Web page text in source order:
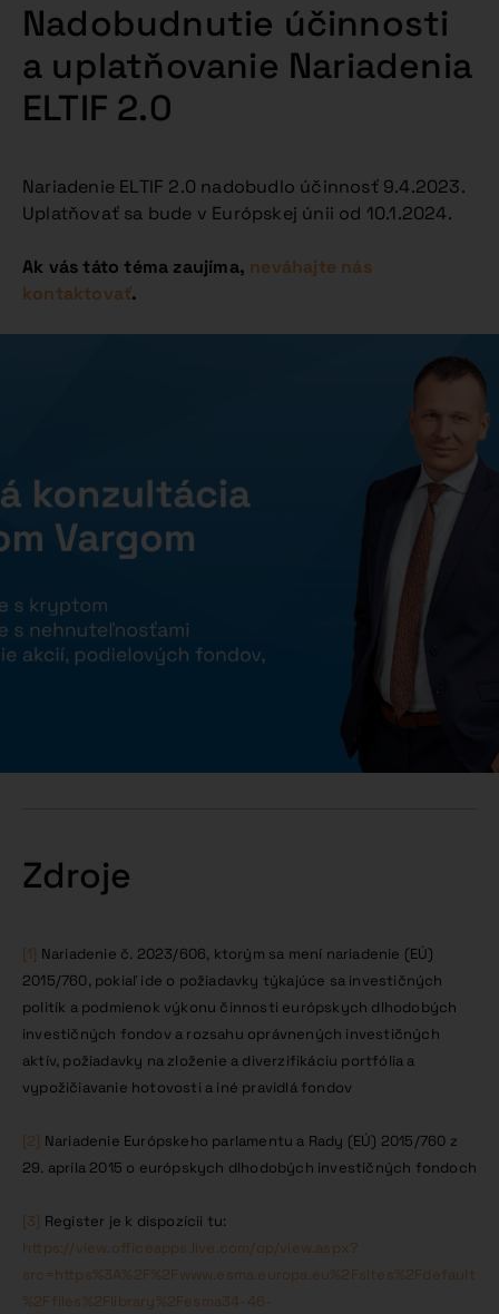
Nadobudnutie účinnosti
a uplatňovanie Nariadenia
ELTIF 2.0
Nariadenie ELTIF 2.0 nadobudlo účinnosť 9.4.2023.
Uplatňovať sa bude v Európskej únii od 10.1.2024.
Ak vás táto téma zaujíma, neváhajte nás
kontaktovať.
Zdroje
[1] Nariadenie č. 2023/606, ktorým sa mení nariadenie (EÚ)
2015/760, pokiaľ ide o požiadavky týkajúce sa investičných
politík a podmienok výkonu činnosti európskych dlhodobých
investičných fondov a rozsahu oprávnených investičných
aktív, požiadavky na zloženie a diverzifikáciu portfólia a
vypožičiavanie hotovosti a iné pravidlá fondov
[2] Nariadenie Európskeho parlamentu a Rady (EÚ) 2015/760 z
29. apríla 2015 o európskych dlhodobých investičných fondoch
[3] Register je k dispozícii tu:
https://view.officeapps.live.com/op/view.aspx?
src=https%3A%2F%2Fwww.esma.europa.eu%2Fsites%2Fdefault
%2Ffiles%2Flibrary%2Fesma34-46-